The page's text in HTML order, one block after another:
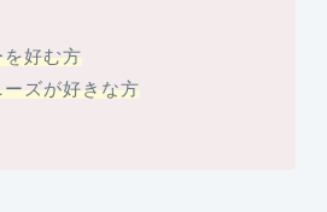
好む方
ズが好きな方